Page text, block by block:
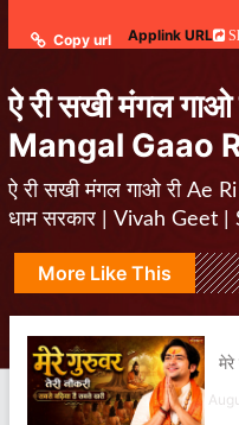
Copy url Applink URL
ऐ री सखी मंगल
Mangal Gaao
ऐ री सखी मंगल गाओ री Ae
धाम सरकार | Vivah Geet |
More Like This
मेरे